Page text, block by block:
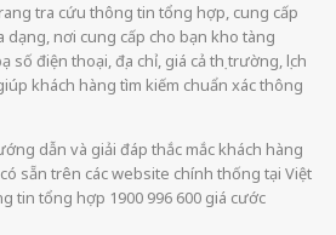
tra cứu thông tin tổng hợp, cung cấp
dạng, nơi cung cấp cho bạn kho tàng
điện thoại, địa chỉ, giá cả thị trường, lịch
khách hàng tìm kiếm chuẩn xác thông
dẫn và giải đáp thắc mắc khách hàng
sẵn trên các website chính thống tại Việt
tin tổng hợp 1900 996 600 giá cước